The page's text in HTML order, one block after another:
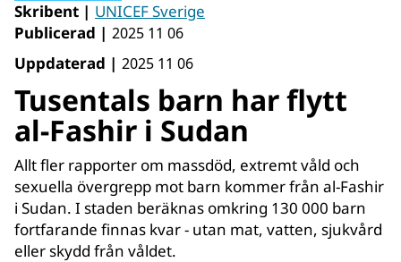
Skribent | UNICEF Sverige
Publicerad | 2025 11 06
Uppdaterad | 2025 11 06
Tusentals barn har flytt
al-Fashir i Sudan
Allt fler rapporter om massdöd, extremt våld och
sexuella övergrepp mot barn kommer från al-Fashir
i Sudan. I staden beräknas omkring 130 000 barn
fortfarande finnas kvar - utan mat, vatten, sjukvård
eller skydd från våldet.